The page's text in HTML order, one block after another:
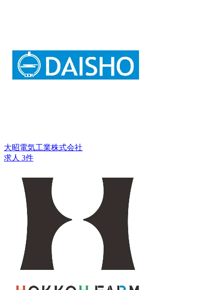
大昭電気工業株式会社
求人 3件